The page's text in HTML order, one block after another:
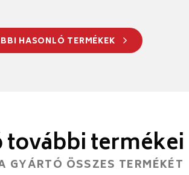
HASONLÓ TERMÉKEK
további termékei
GYÁRTÓ ÖSSZES TERMÉKÉT